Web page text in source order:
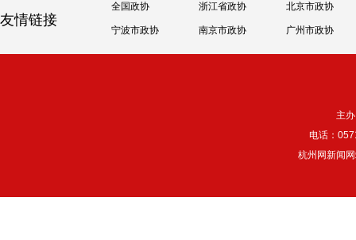
友情链接
全国政协 浙江省政协 北京市政协
宁波市政协 南京市政协 广州市政协
主
电话：
杭州网新闻